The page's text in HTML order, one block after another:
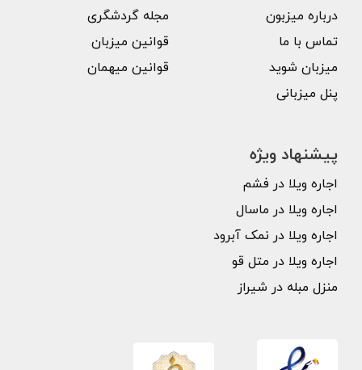
درباره میزبون
تماس با ما
میزبان شوید
پنل میزبانی
مجله گردشگری
قوانین میزبان
قوانین میهمان
پیشنهاد ویژه
اجاره ویلا در فشم
اجاره ویلا در ماسال
اجاره ویلا در نمک آبرود
اجاره ویلا در متل قو
منزل مبله در شیراز